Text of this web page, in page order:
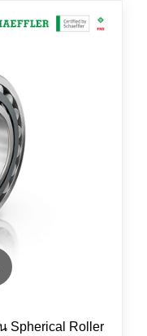
Spherical Roller